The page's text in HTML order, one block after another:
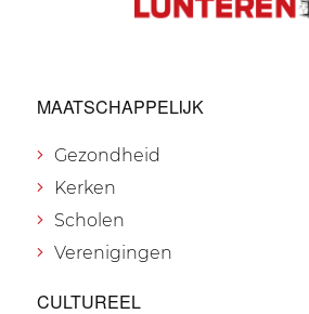
MAATSCHAPPELIJK
Gezondheid
Kerken
Scholen
Verenigingen
CULTUREEL